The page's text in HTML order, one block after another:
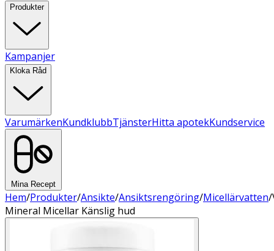
Produkter
Kampanjer
Kloka Råd
VarumärkenKundklubbTjänsterHitta apotekKundservice
Mina Recept
Hem/Produkter/Ansikte/Ansiktsrengöring/Micellärvatten/
Mineral Micellar Känslig hud